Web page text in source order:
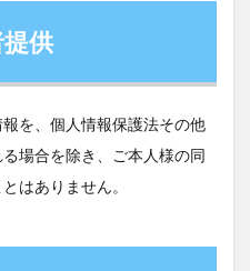
供
を、個人情報保護法その他
場合を除き、ご本人様の同
はありません。